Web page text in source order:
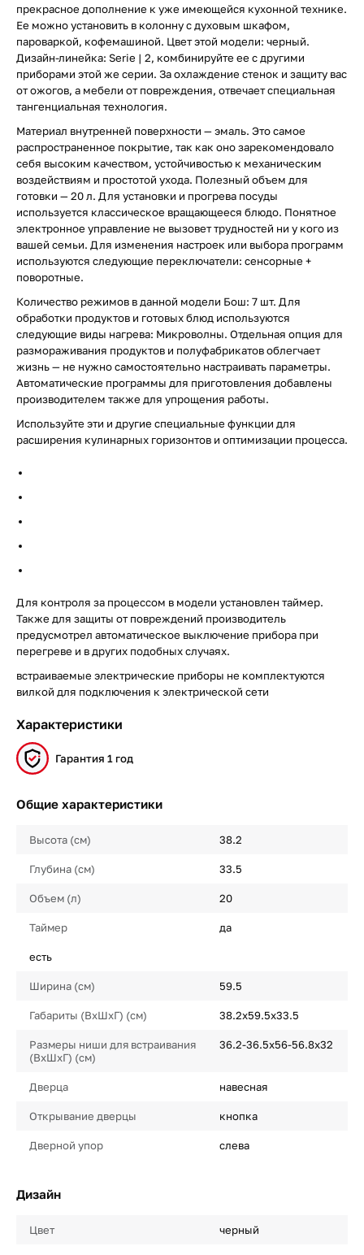
прекрасное дополнение к уже имеющейся кухонной технике.
Ее можно установить в колонну с духовым шкафом,
пароваркой, кофемашиной. Цвет этой модели: черный.
Дизайн-линейка: Serie | 2, комбинируйте ее с другими
приборами этой же серии. За охлаждение стенок и защиту вас
от ожогов, а мебели от повреждения, отвечает специальная
тангенциальная технология.
Материал внутренней поверхности — эмаль. Это самое
распространенное покрытие, так как оно зарекомендовало
себя высоким качеством, устойчивостью к механическим
воздействиям и простотой ухода. Полезный объем для
готовки — 20 л. Для установки и прогрева посуды
используется классическое вращающееся блюдо. Понятное
электронное управление не вызовет трудностей ни у кого из
вашей семьи. Для изменения настроек или выбора программ
используются следующие переключатели: сенсорные +
поворотные.
Количество режимов в данной модели Бош: 7 шт. Для
обработки продуктов и готовых блюд используются
следующие виды нагрева: Микроволны. Отдельная опция для
размораживания продуктов и полуфабрикатов облегчает
жизнь — не нужно самостоятельно настраивать параметры.
Автоматические программы для приготовления добавлены
производителем также для упрощения работы.
Используйте эти и другие специальные функции для
расширения кулинарных горизонтов и оптимизации процесса.
Для контроля за процессом в модели установлен таймер.
Также для защиты от повреждений производитель
предусмотрел автоматическое выключение прибора при
перегреве и в других подобных случаях.
встраиваемые электрические приборы не комплектуются
вилкой для подключения к электрической сети
Характеристики
Гарантия 1 год
Общие характеристики
Высота (см) 38.2
Глубина (см) 33.5
Объем (л) 20
Таймер да
есть
Ширина (cм) 59.5
Габариты (ВхШхГ) (cм) 38.2х59.5х33.5
Размеры ниши для встраивания
(ВxШxГ) (cм)
36.2-36.5х56-56.8х32
Дверца навесная
Открывание дверцы кнопка
Дверной упор слева
Дизайн
Цвет черный